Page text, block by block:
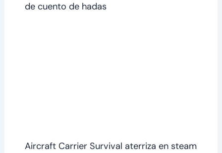
de cuento de hadas
Aircraft Carrier Survival aterriza en steam